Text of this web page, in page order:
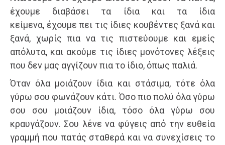
έχουμε διαβάσει τα ίδια και τα ίδια
κείμενα, έχουμε πει τις ίδιες κουβέντες ξανά και
ξανά, χωρίς πια να τις πιστεύουμε και εμείς
απόλυτα, και ακούμε τις ίδιες μονότονες λέξεις
που δεν μας αγγίζουν πια το ίδιο, όπως παλιά.
Όταν όλα μοιάζουν ίδια και στάσιμα, τότε όλα
γύρω σου φωνάζουν κάτι. Όσο πιο πολύ όλα γύρω
σου σου μοιάζουν ίδια, τόσο όλα γύρω σου
κραυγάζουν. Σου λένε να φύγεις από την ευθεία
γραμμή που πατάς σταθερά και να συνεχίσεις το